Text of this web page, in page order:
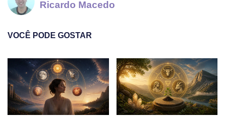
Ricardo Macedo
VOCÊ PODE GOSTAR